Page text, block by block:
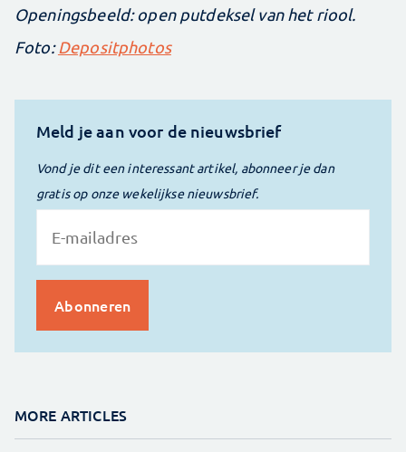
Openingsbeeld: open putdeksel van het riool.
Foto:Depositphotos
Meld je aan voor de nieuwsbrief
Vond je dit een interessant artikel, abonneer je dan
gratis op onze wekelijkse nieuwsbrief.
MORE ARTICLES